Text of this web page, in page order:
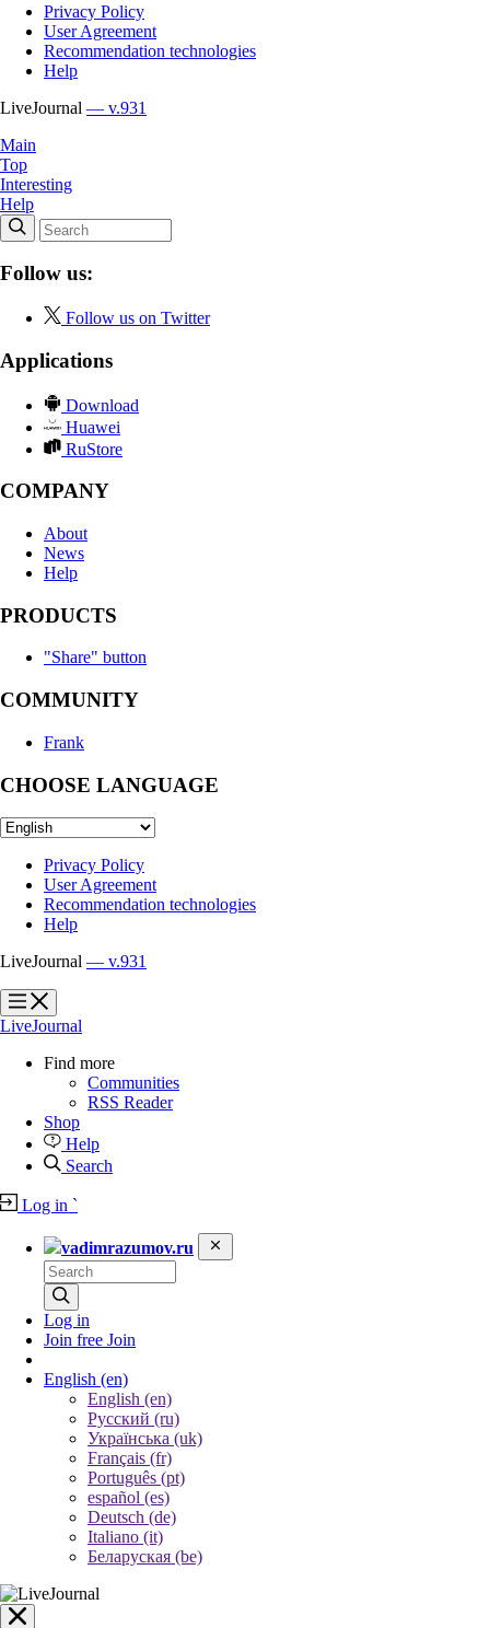
Privacy Policy
User Agreement
Recommendation technologies
Help
LiveJournal — v.931
Main
Top
Interesting
Help
Follow us:
Follow us on Twitter
Applications
Download
Huawei
RuStore
COMPANY
About
News
Help
PRODUCTS
"Share" button
COMMUNITY
Frank
CHOOSE LANGUAGE
Privacy Policy
User Agreement
Recommendation technologies
Help
LiveJournal — v.931
?
?
LiveJournal
Find more
Communities
RSS Reader
Shop
Help
Search
Log in `
vadimrazumov.ru
Log in
Join free Join
English (en)
English (en)
Русский (ru)
Українська (uk)
Français (fr)
Português (pt)
español (es)
Deutsch (de)
Italiano (it)
Беларуская (be)